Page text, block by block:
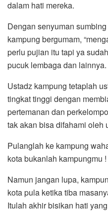
dalam hati mereka.
Dengan senyuman
kampung bergumam,
perlu pujian itu tapi ya
pucuk lembaga dan lainnya.
Ustadz kampung tetaplah
tingkat tinggi dengan
pertemanan dan
tak akan bisa difahami oleh
Pulanglah ke kampung
kota bukanlah kampungmu !
Namun jangan lupa,
kota pula ketika tiba
Itulah akhir bisikan hati